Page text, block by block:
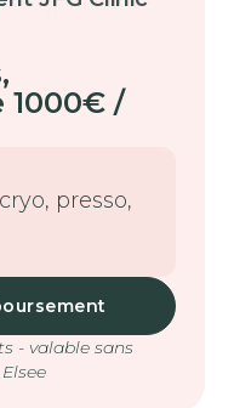
,
1000€ /
presso,
- valable sans